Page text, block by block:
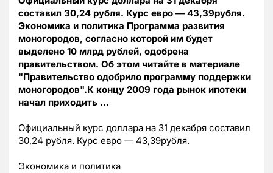
составил 30,24 рубля. Курс евро — 43,39рубля.
Экономика и политика Программа развития
моногородов, согласно которой им будет
выделено 10 млрд рублей, одобрена
правительством. Об этом читайте в материале
"Правительство одобрило программу поддержки
моногородов".К концу 2009 года рынок ипотеки
начал приходить …
Официальный курс доллара на 31 декабря составил
30,24 рубля. Курс евро — 43,39рубля.
Экономика и политика